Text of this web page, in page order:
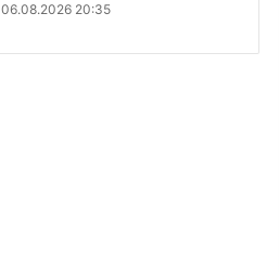
06.08.2026 20:35